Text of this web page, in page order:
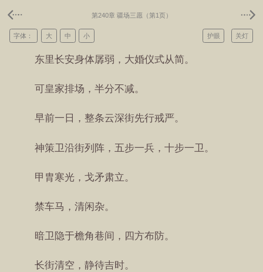
第240章 疆场三愿（第1页）
关灯
护眼
字体： 大 中 小
东里长安身体孱弱，大婚仪式从简。
可皇家排场，半分不减。
早前一日，整条云深街先行戒严。
神策卫沿街列阵，五步一兵，十步一卫。
甲胄寒光，戈矛肃立。
禁车马，清闲杂。
暗卫隐于檐角巷间，四方布防。
长街清空，静待吉时。